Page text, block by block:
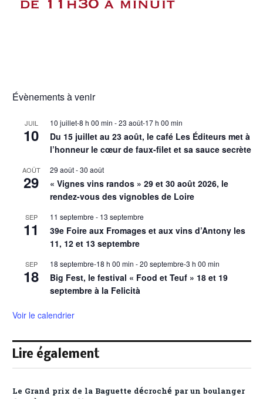
Évènements à venir
JUIL
10
10 juillet-8 h 00 min -23 août-17 h 00 min
Du 15 juillet au 23 août, le café Les Éditeurs met à
l’honneur le cœur de faux-filet et sa sauce secrète
AOÛT
29
29 août-30 août
« Vignes vins randos » 29 et 30 août 2026, le
rendez-vous des vignobles de Loire
SEP
11
11 septembre - 13 septembre
39e Foire aux Fromages et aux vins d’Antony les
11, 12 et 13 septembre
SEP
18
18 septembre-18 h 00 min -20 septembre-3 h 00 min
Big Fest, le festival « Food et Teuf » 18 et 19
septembre à la Felicità
Voir le calendrier
Lire également
Le Grand prix de la Baguette décroché par un boulanger